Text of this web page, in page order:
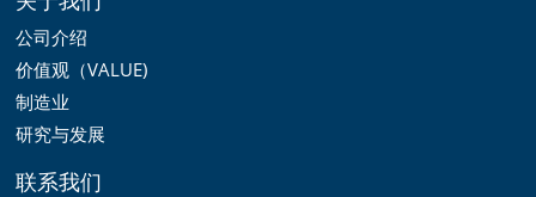
公司介绍
价值观（VALUE)
制造业
研究与发展
联系我们